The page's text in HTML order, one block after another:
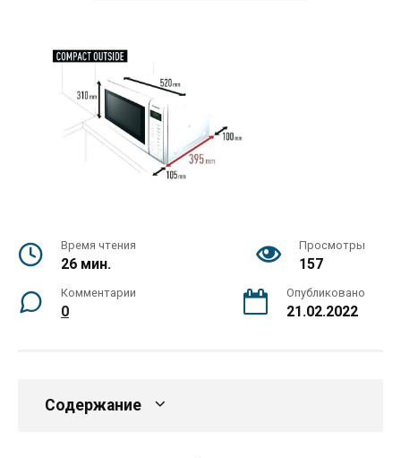
Время чтения
26 мин.
Просмотры
157
Комментарии
0
Опубликовано
21.02.2022
Содержание